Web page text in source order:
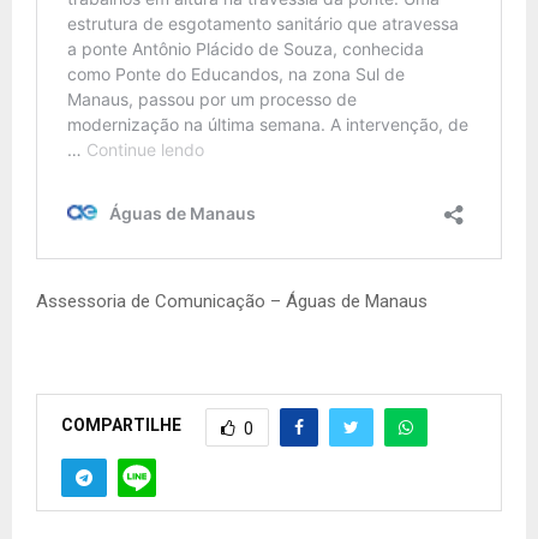
Assessoria de Comunicação – Águas de Manaus
COMPARTILHE 0